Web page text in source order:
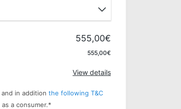
555,00€
555,00€
View details
and in addition the following T&C
as a consumer.*